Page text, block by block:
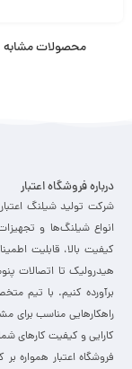
محصولات مشابه
درباره فروشگاه اعتبار
شرکت تولید شیلنگ
انواع شیلنگ‌ها و
کیفیت بالا، قابلیت
هیدرولیک تا اتصالات
برآورده کنیم. با تیم
راهکارهایی مناسب برای
کارایی و کیفیت کارهای
فروشگاه اعتبار همواره